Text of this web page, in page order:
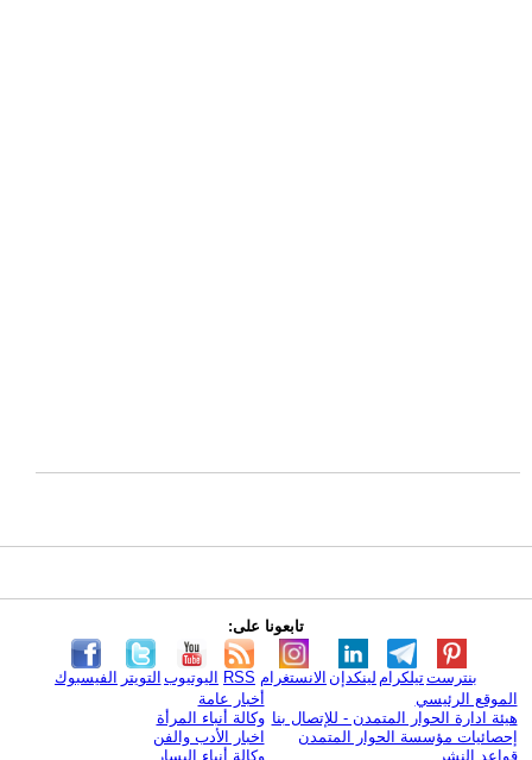
تابعونا على:
الفيسبوك التويتر اليوتيوب RSS الانستغرام لينكدإن تيلكرامبنترست
الموقع الرئيسي
هيئة ادارة الحوار المتمدن - للإتصال بنا
إحصائيات مؤسسة الحوار المتمدن
قواعد النشر
أخبار عامة
وكالة أنباء المرأة
اخبار الأدب والفن
وكالة أنباء اليسار